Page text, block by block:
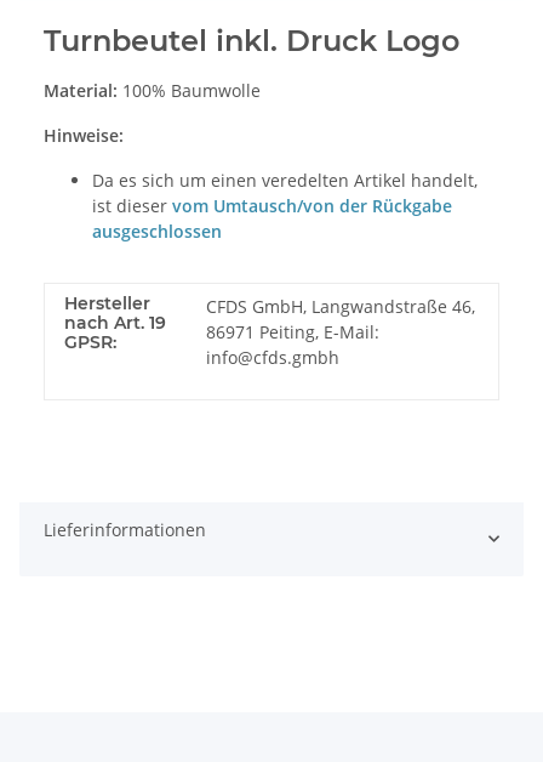
Turnbeutel inkl. Druck Logo
Material: 100% Baumwolle
Hinweise:
Da es sich um einen veredelten Artikel handelt,
ist dieser vom Umtausch/von der Rückgabe
ausgeschlossen
Hersteller
nach Art. 19
GPSR:
CFDS GmbH, Langwandstraße 46,
86971 Peiting, E-Mail:
info@cfds.gmbh
Lieferinformationen